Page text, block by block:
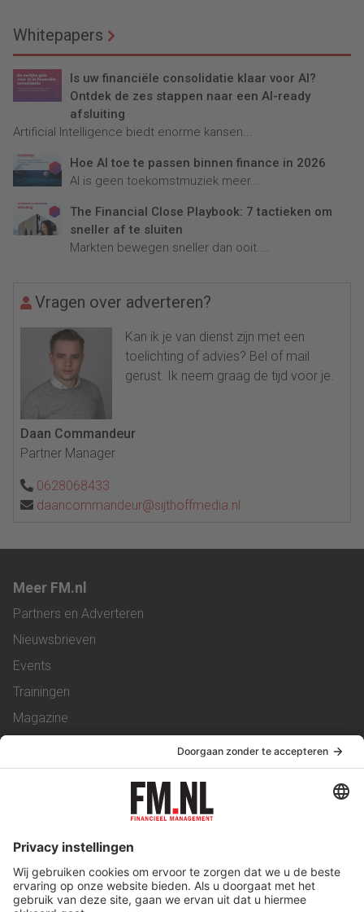
Whitepapers
Is uw financiële consolidatie klaar voor AI?
Ontdek de zes stappen naar een AI-ready
afsluiting
Artificial Intelligence biedt enorme kansen...
Hoe AI toe te passen binnen finance in 2026
AI is geen toekomstmuziek meer...
The Financial Close Playbook: 7 tactieken om
sneller af te sluiten
Markten bewegen sneller dan ooit....
Vragen over adverteren?
Kan ik je van dienst zijn met een
toelichting of advies? Bel of mail
gerust. Ik neem graag de tijd voor je.
Daan Commandeur
Partner Manager
0628068433
daancommandeur@sijthoffmedia.nl
Meer FM.nl
Partners en Adverteren
Nieuwsbrieven
Events
Trainingen
Magazine
Service & Contact
Werken bij ons
Privacy Statement
Algemene Voorwaarden